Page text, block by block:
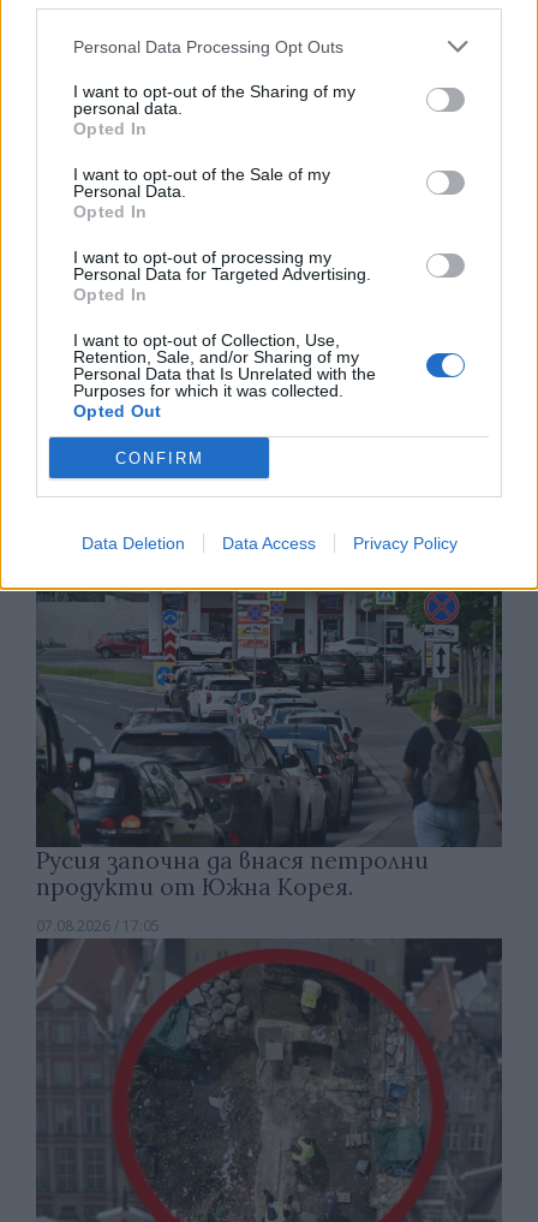
Personal Data Processing Opt Outs
I want to opt-out of the Sharing of my
personal data.
Opted In
I want to opt-out of the Sale of my
Personal Data.
Opted In
I want to opt-out of processing my
Personal Data for Targeted Advertising.
Opted In
I want to opt-out of Collection, Use,
Retention, Sale, and/or Sharing of my
Personal Data that Is Unrelated with the
Purposes for which it was collected.
Opted Out
CONFIRM
Data Deletion Data Access Privacy Policy
09.08.2026 / 17:30
Белият дом спира проекти за
възобновяема енергия в САЩ
07.08.2026 / 18:00
Русия започна да внася петролни
продукти от Южна Корея.
07.08.2026 / 17:05